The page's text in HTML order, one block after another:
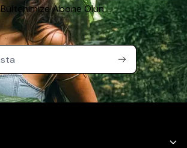
Bültenimize Abone Olun